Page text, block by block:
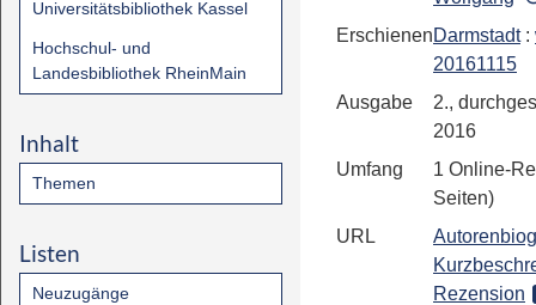
Universitätsbibliothek Kassel
Hochschul- und
Landesbibliothek RheinMain
Inhalt
Themen
Listen
Neuzugänge
ErschienenDarmstadt:
20161115
Ausgabe
2.,
2016
Umfang
1 Online-
Seiten)
URL
Rezension